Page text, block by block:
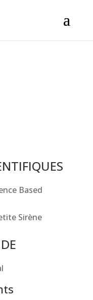
Based
Sirène